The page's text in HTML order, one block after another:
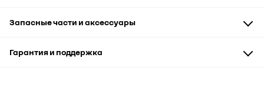
Бонусная карта "Дружим"
Запчасти и аксессуары
Рассрочка
Запасные части и аксессуары
Аксессуары и сувениры
Гарантия и поддержка